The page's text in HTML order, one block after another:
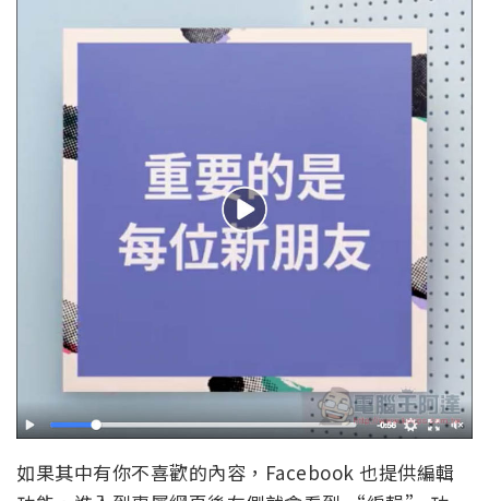
如果其中有你不喜歡的內容，Facebook 也提供編輯